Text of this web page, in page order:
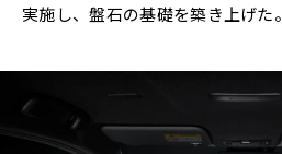
実施し、盤石の基礎を築き上げた。